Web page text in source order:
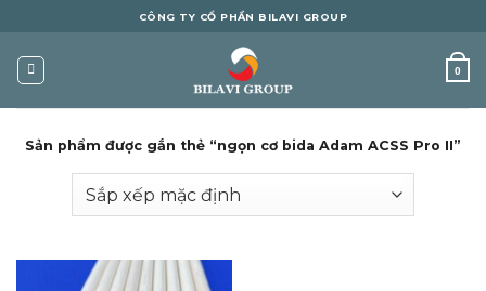
content
CÔNG TY CỔ PHẦN BILAVI GROUP
0
Sản phẩm được gắn thẻ “ngọn cơ bida Adam ACSS Pro II”